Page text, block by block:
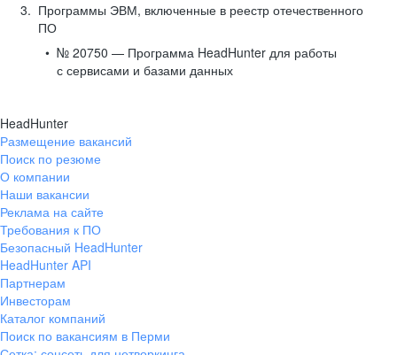
Программы ЭВМ, включенные в реестр отечественного
ПО
№ 20750 — Программа HeadHunter для работы
с сервисами и базами данных
HeadHunter
Размещение вакансий
Поиск по резюме
О компании
Наши вакансии
Реклама на сайте
Требования к ПО
Безопасный HeadHunter
HeadHunter API
Партнерам
Инвесторам
Каталог компаний
Поиск по вакансиям в Перми